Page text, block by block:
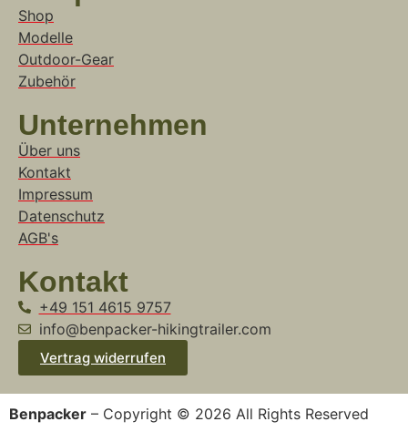
Shop
Modelle
Outdoor-Gear
Zubehör
Unternehmen
Über uns
Kontakt
Impressum
Datenschutz
AGB's
Kontakt
+49 151 4615 9757
info@benpacker-hikingtrailer.com
Vertrag widerrufen
Benpacker – Copyright © 2026 All Rights Reserved